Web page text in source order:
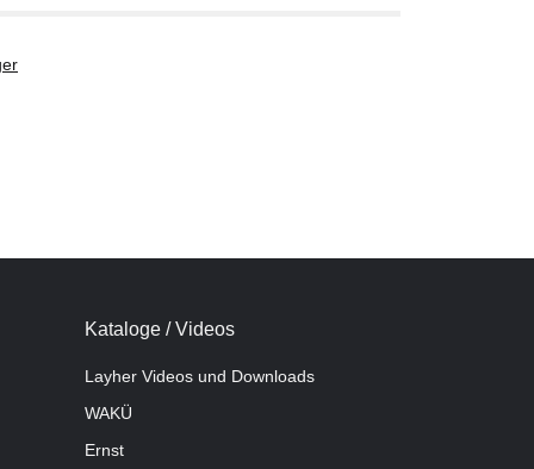
Kataloge / Videos
Layher Videos und Downloads
WAKÜ
Ernst